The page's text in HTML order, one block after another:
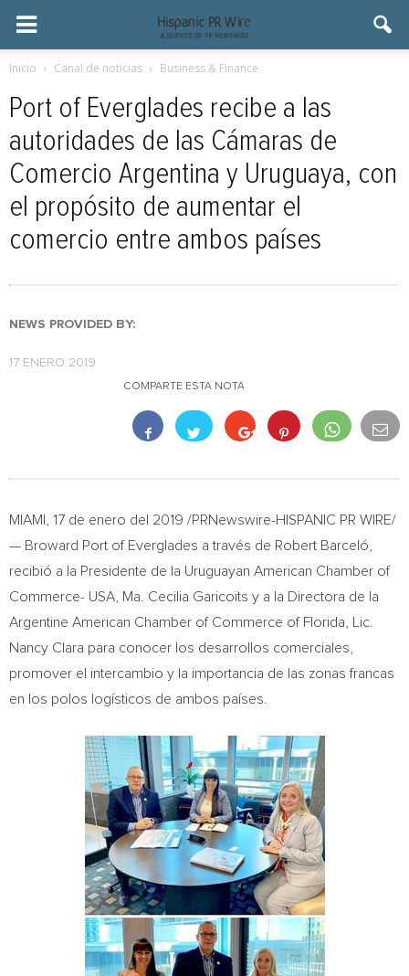
Inicio Canal de noticias Business & Finance
Port of Everglades recibe a las
autoridades de las Cámaras de
Comercio Argentina y Uruguaya, con
el propósito de aumentar el
comercio entre ambos países
NEWS PROVIDED BY:
17 ENERO 2019
COMPARTE ESTA NOTA
MIAMI
, 17 de enero del 2019 /PRNewswire-HISPANIC PR WIRE/
— Broward Port of Everglades a través de Robert Barceló,
recibió a la Presidente de la Uruguayan American Chamber of
Commerce- USA , Ma. Cecilia Garicoïts y a la Directora de la
Argentine American Chamber of Commerce of Florida , Lic.
Nancy Clara para conocer los desarrollos comerciales,
promover el intercambio y la importancia de las zonas francas
en los polos logísticos de ambos países.